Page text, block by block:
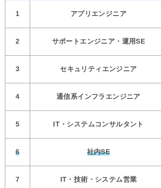
1 アプリエンジニア
2 サポートエンジニア・運用SE
3 セキュリティエンジニア
4 通信系インフラエンジニア
5 IT・システムコンサルタント
6 社内SE
7 IT・技術・システム営業